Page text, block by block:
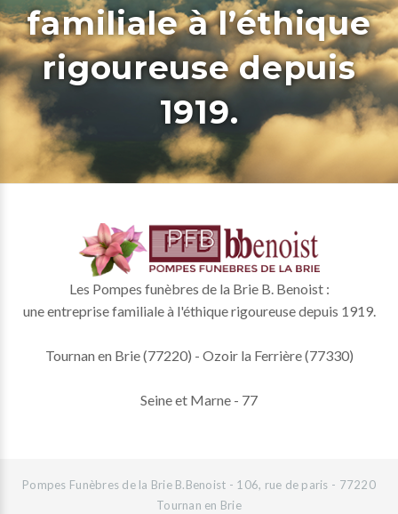
familiale à l’éthique
rigoureuse depuis
1919.
Les Pompes funèbres de la Brie B. Benoist :
une entreprise familiale à l'éthique rigoureuse depuis 1919.
Tournan en Brie (77220) - Ozoir la Ferrière (77330)
Seine et Marne - 77
Pompes Funèbres de la Brie B.Benoist - 106, rue de paris - 77220
Tournan en Brie